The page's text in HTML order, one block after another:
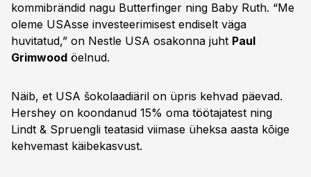
kommibrändid nagu Butterfinger ning Baby Ruth. “Me
oleme USAsse investeerimisest endiselt väga
huvitatud,” on Nestle USA osakonna juht Paul
Grimwood öelnud.
Näib, et USA šokolaadiäril on üpris kehvad päevad.
Hershey on koondanud 15% oma töötajatest ning
Lindt & Spruengli teatasid viimase üheksa aasta kõige
kehvemast käibekasvust.